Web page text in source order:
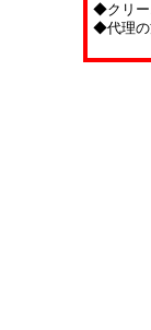
◆クリー
◆代理の